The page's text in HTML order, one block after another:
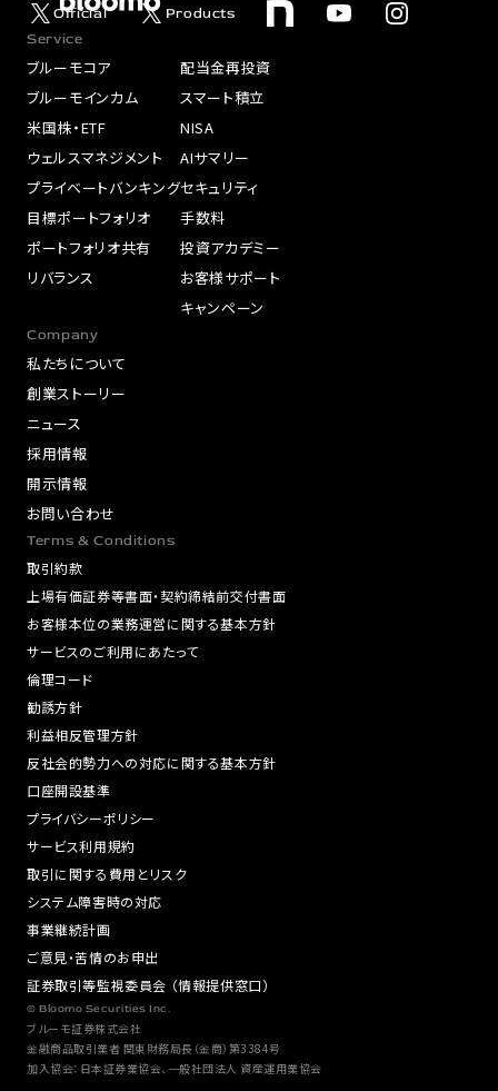
Official
Products
Service
ブルーモコア
ブルーモインカム
米国株・ETF
ウェルスマネジメント
プライベートバンキング
目標ポートフォリオ
ポートフォリオ共有
リバランス
配当金再投資
スマート積立
NISA
AIサマリー
セキュリティ
手数料
投資アカデミー
お客様サポート
キャンペーン
Company
私たちについて
創業ストーリー
ニュース
採用情報
開示情報
お問い合わせ
Terms & Conditions
取引約款
上場有価証券等書面・契約締結前交付書面
お客様本位の業務運営に関する基本方針
サービスのご利用にあたって
倫理コード
勧誘方針
利益相反管理方針
反社会的勢力への対応に関する基本方針
口座開設基準
プライバシーポリシー
サービス利用規約
取引に関する費用とリスク
システム障害時の対応
事業継続計画
ご意見・苦情のお申出
証券取引等監視委員会 （情報提供窓口）
© Bloomo Securities Inc.
ブルーモ証券株式会社
金融商品取引業者 関東財務局長（金商）第3384号
加入協会：日本証券業協会、一般社団法人 資産運用業協会